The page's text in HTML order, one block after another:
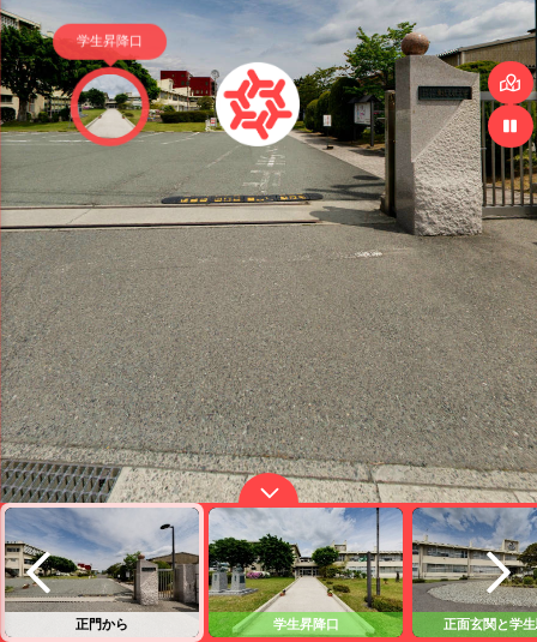
学生昇降口
正門から 学生昇降口 正面玄関と学